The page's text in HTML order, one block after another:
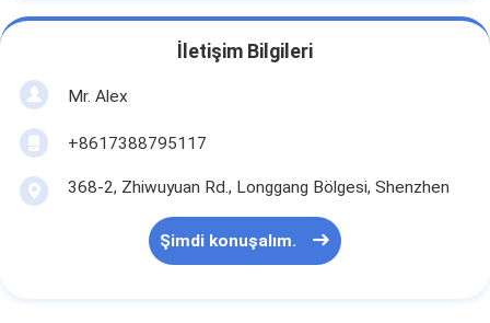
İletişim Bilgileri
Mr. Alex
+8617388795117
368-2, Zhiwuyuan Rd., Longgang Bölgesi, Shenzhen
Şimdi konuşalım.